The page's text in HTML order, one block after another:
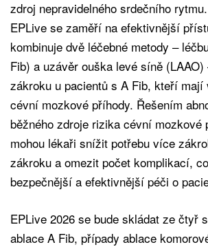
zdroj nepravidelného srdečního
EPLive se zaměří na efektivnější
kombinuje dvě léčebné metody –
Fib) a uzávěr ouška levé síně (LAAO)
zákroku u pacientů s A Fib, kteří
cévní mozkové příhody. Řešením
běžného zdroje rizika cévní mozkové
mohou lékaři snížit potřebu více
zákroku a omezit počet komplikací,
bezpečnější a efektivnější péči o
EPLive 2026 se bude skládat ze čtyř
ablace A Fib, případy ablace